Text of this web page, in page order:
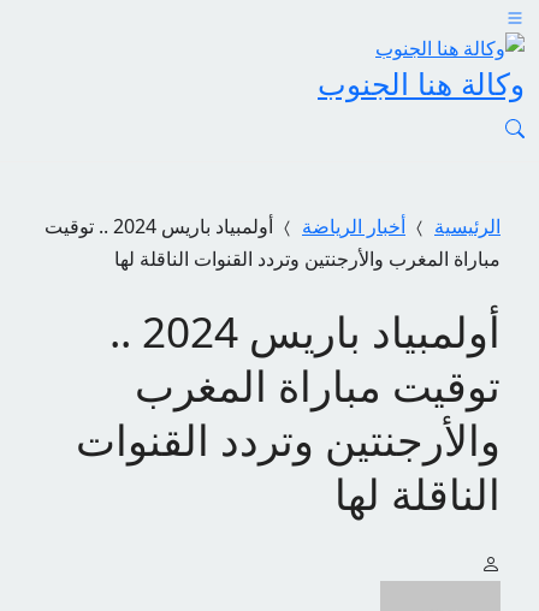
وكالة هنا الجنوب
الرئيسية أخبار الرياضة
أولمبياد باريس 2024 .. توقيت
مباراة المغرب والأرجنتين وتردد القنوات الناقلة لها
أولمبياد باريس 2024 ..
توقيت مباراة المغرب
والأرجنتين وتردد القنوات
الناقلة لها